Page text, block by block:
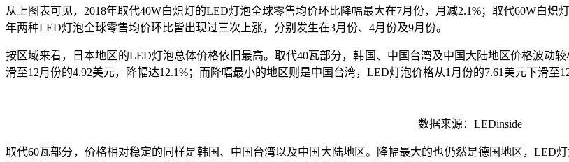
从上图表可见，2018年取代40W白炽灯的LED灯泡全球零售均价环比降幅最大在7月份，月减2.1%；取代60W白
年两种LED灯泡全球零售均价环比皆出现过三次上涨，分别发生在3月份、4月份及9月份。
按区域来看，日本地区的LED灯泡总体价格依旧最高。取代40瓦部分，韩国、中国台湾及中国大陆地区价格波动
滑至12月份的4.92美元，降幅达12.1%；而降幅最小的地区则是中国台湾，LED灯泡价格从1月份的7.61美元下滑至
数据来源：LEDinside
取代60瓦部分，价格相对稳定的同样是韩国、中国台湾以及中国大陆地区。降幅最大的也仍然是德国地区，LED